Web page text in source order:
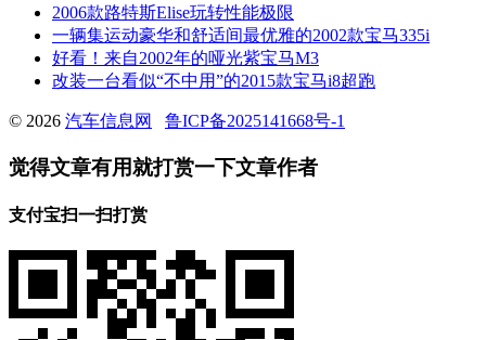
2006款路特斯Elise玩转性能极限
一辆集运动豪华和舒适间最优雅的2002款宝马335i
好看！来自2002年的哑光紫宝马M3
改装一台看似“不中用”的2015款宝马i8超跑
© 2026 汽车信息网 鲁ICP备2025141668号-1
觉得文章有用就打赏一下文章作者
支付宝扫一扫打赏